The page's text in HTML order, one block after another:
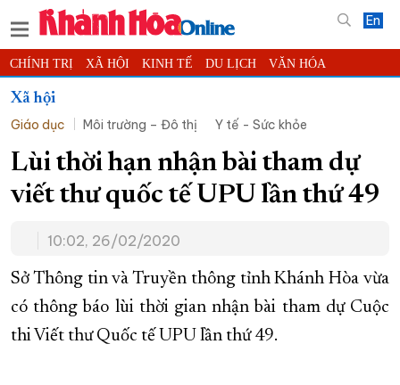
En
CHÍNH TRỊ XÃ HỘI KINH TẾ DU LỊCH VĂN HÓA
THỂ THAO
KHOA HỌC - CÔNG NGHỆ PHÁP LUẬT BẠN ĐỌC
THẾ GIỚI MULTIMEDIA VIDEO ĐỌC BÁO ONLINE
PODCAST THÔNG TIN - QUẢNG CÁO
TRƯỜNG SA BIỂN ĐẢO QUÊ HƯƠNG
CHUNG TAY CẢI CÁCH HÀNH CHÍNH
XÂY DỰNG NÔNG THÔN MỚI LỊCH CẮT ĐIỆN
TÀU - XE - MÁY BAY
Xã hội
Giáo dục
Môi trường – Đô thị Y tế - Sức khỏe
Lùi thời hạn nhận bài tham dự
viết thư quốc tế UPU lần thứ 49
10:02, 26/02/2020
Sở Thông tin và Truyền thông tỉnh Khánh Hòa vừa
có thông báo lùi thời gian nhận bài tham dự Cuộc
thi Viết thư Quốc tế UPU lần thứ 49.